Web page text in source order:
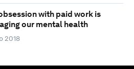
with paid work is
our mental health
2018